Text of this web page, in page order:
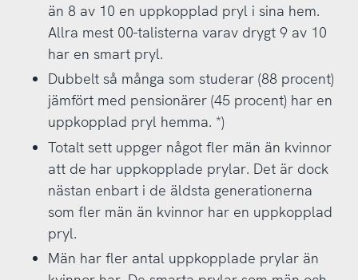
än 8 av 10 en uppkopplad pryl i sina hem.
Allra mest 00-talisterna varav drygt 9 av 10
har en smart pryl.
Dubbelt så många som studerar (88 procent)
jämfört med pensionärer (45 procent) har en
uppkopplad pryl hemma. *)
Totalt sett uppger något fler män än kvinnor
att de har uppkopplade prylar. Det är dock
nästan enbart i de äldsta generationerna
som fler män än kvinnor har en uppkopplad
pryl.
Män har fler antal uppkopplade prylar än